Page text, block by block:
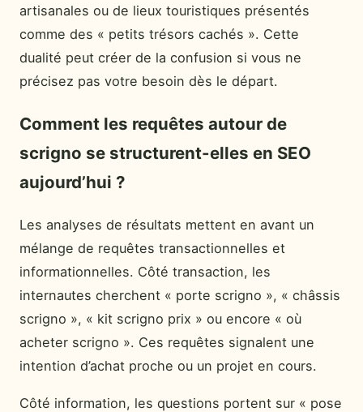
artisanales ou de lieux touristiques présentés
comme des « petits trésors cachés ». Cette
dualité peut créer de la confusion si vous ne
précisez pas votre besoin dès le départ.
Comment les requêtes autour de
scrigno se structurent-elles en SEO
aujourd’hui ?
Les analyses de résultats mettent en avant un
mélange de requêtes transactionnelles et
informationnelles. Côté transaction, les
internautes cherchent « porte scrigno », « châssis
scrigno », « kit scrigno prix » ou encore « où
acheter scrigno ». Ces requêtes signalent une
intention d’achat proche ou un projet en cours.
Côté information, les questions portent sur « pose